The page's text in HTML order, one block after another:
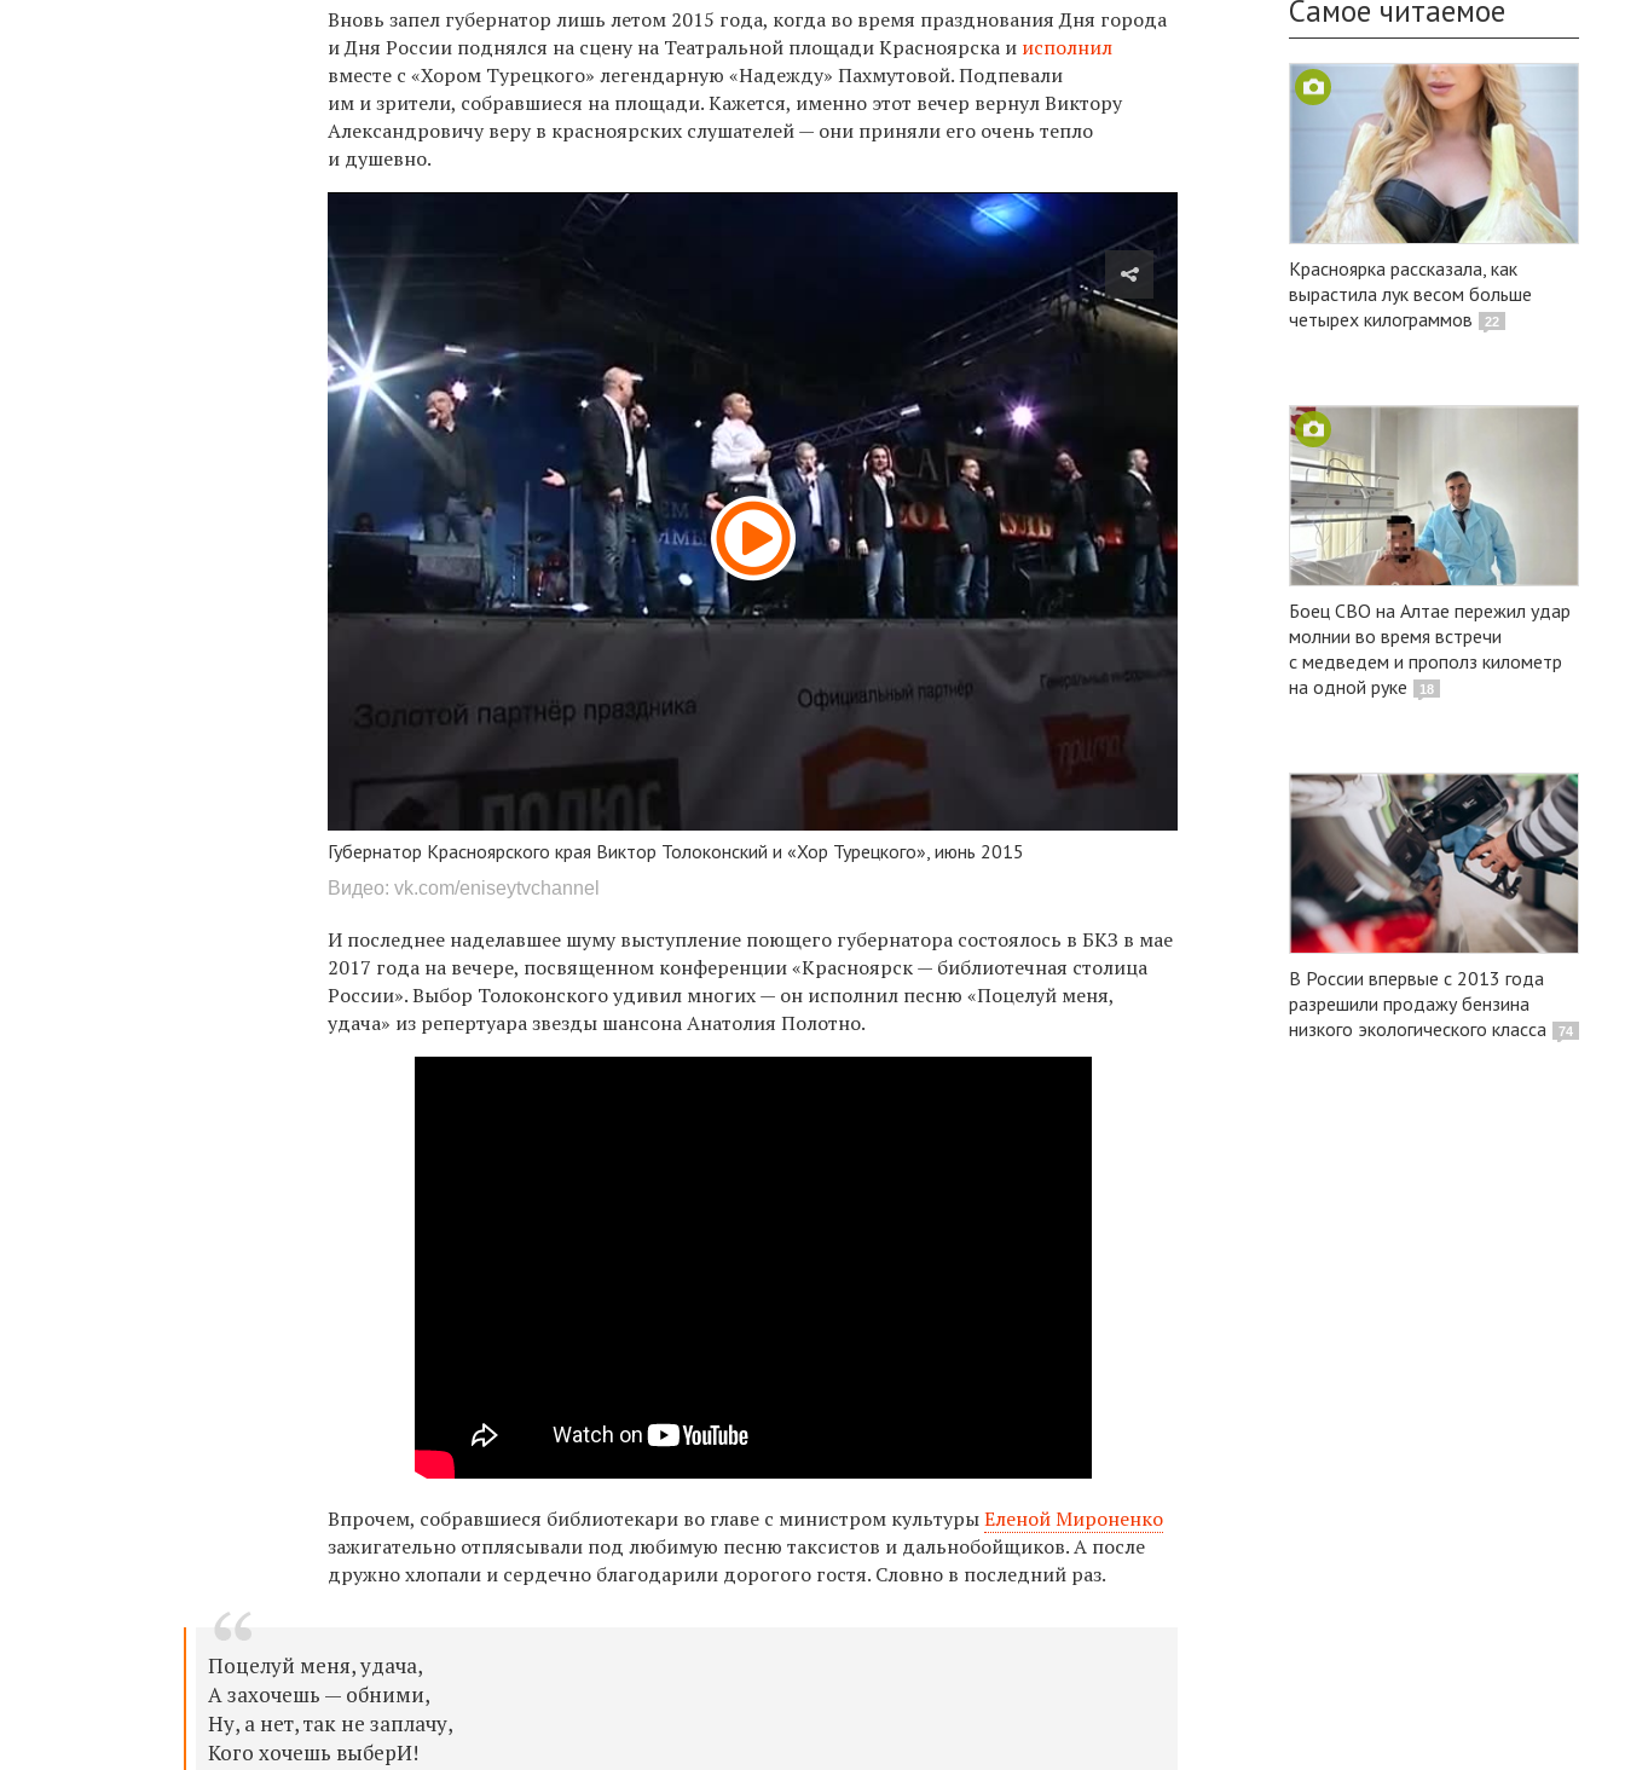
Вновь запел губернатор лишь летом 2015 года, когда во время празднования Дня города
и Дня России поднялся на сцену на Театральной площади Красноярска и исполнил
вместе с «Хором Турецкого» легендарную«Надежду» Пахмутовой. Подпевали
им и зрители, собравшиеся на площади. Кажется, именно этот вечер вернул Виктору
Александровичу веру в красноярских слушателей — они приняли его очень тепло
и душевно.
Губернатор Красноярского края Виктор Толоконский и «Хор Турецкого», июнь 2015
Видео: vk.com/eniseytvchannel
И последнее наделавшее шуму выступление поющего губернатора состоялось в БКЗ в мае
2017 года на вечере, посвященном конференции «Красноярск — библиотечная столица
России». Выбор Толоконского удивил многих — он исполнил песню «Поцелуй меня,
удача» из репертуара звезды шансона Анатолия Полотно.
Впрочем, собравшиеся библиотекари во главе с министром культурыЕленой Мироненко
зажигательно отплясывали под любимую песню таксистов и дальнобойщиков. А после
дружно хлопали и сердечно благодарили дорогого гостя. Словно в последний раз.
Поцелуй меня, удача,
А захочешь — обними,
Ну, а нет, так не заплачу,
Кого хочешь выберИ!
Самое читаемое
Красноярка рассказала, как
вырастила лук весом больше
четырех килограммов
22
Боец СВО на Алтае пережил удар
молнии во время встречи
с медведем и прополз километр
на одной руке
18
В России впервые с 2013 года
разрешили продажу бензина
низкого экологического класса
74